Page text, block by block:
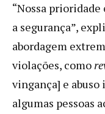
“Nossa
a segurança”,
abordagem
violações, como
vingança] e
algumas pessoas